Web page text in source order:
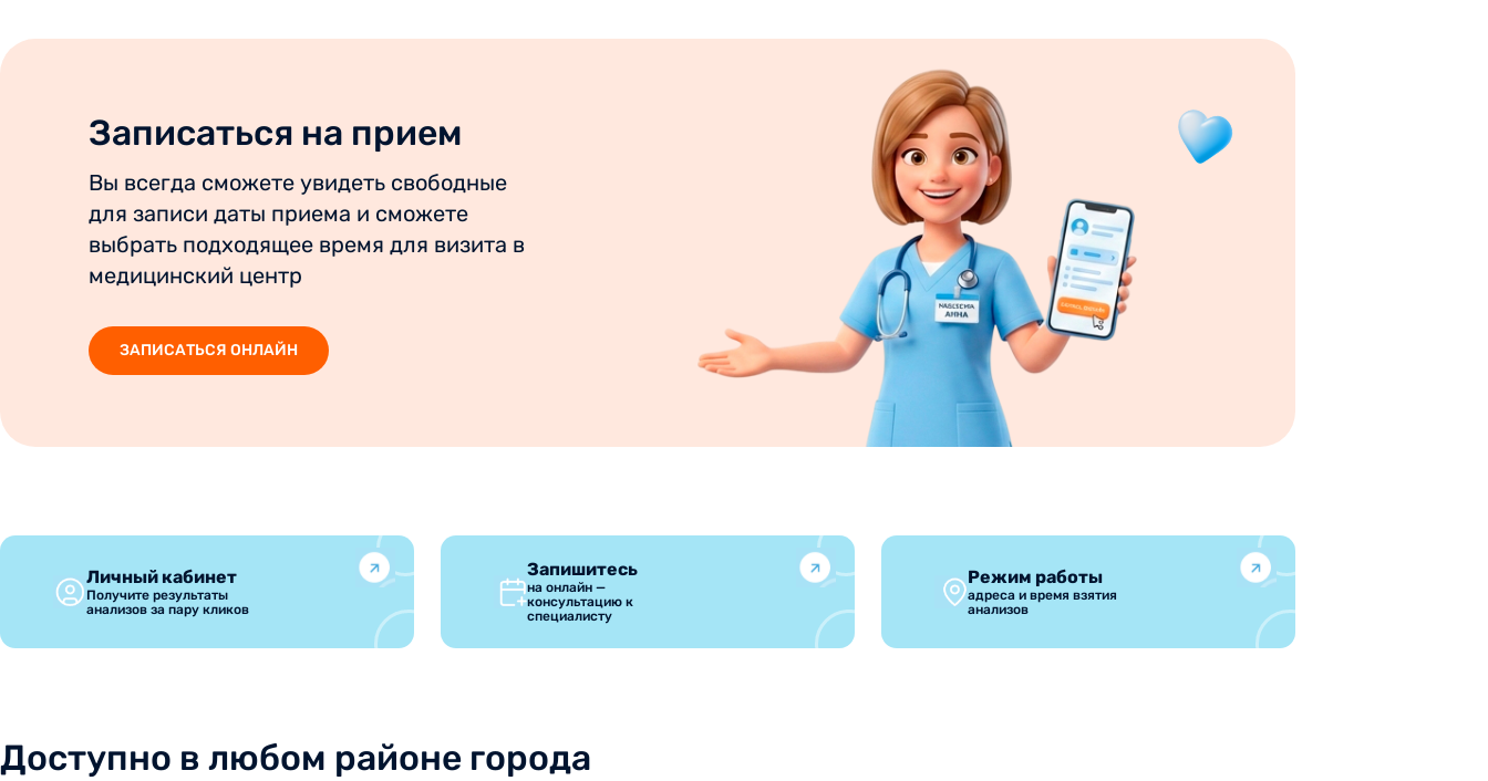
Записаться на прием
Вы всегда сможете увидеть свободные
для записи даты приема и сможете
выбрать подходящее время для визита в
медицинский центр
ЗАПИСАТЬСЯ ОНЛАЙН
Личный кабинет
Получите результаты
анализов за пару кликов
Запишитесь
на онлайн —
консультацию к
специалисту
Режим работы
адреса и время взятия
анализов
Доступно в любом районе города